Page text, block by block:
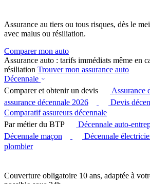
Assurance au tiers ou tous risques, dès le
avec malus ou résiliation.
Comparer mon auto
Assurance auto : tarifs immédiats même en
résiliation Trouver mon assurance auto
Décennale
Comparer et obtenir un devis
Assurance
assurance décennale 2026
Devis
Comparatif assureurs décennale
Par métier du BTP
Décennale auto-
Décennale maçon
Décennale
plombier
Couverture obligatoire 10 ans, adaptée à